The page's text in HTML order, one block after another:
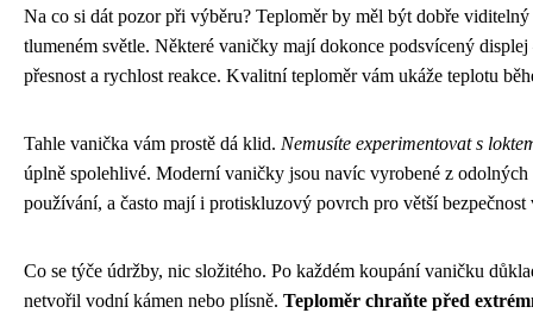
Na co si dát pozor při výběru? Teploměr by měl být dobře
tlumeném světle. Některé vaničky mají dokonce podsvícený
přesnost a rychlost reakce. Kvalitní teploměr vám ukáže teplotu
Tahle vanička vám prostě dá klid. Nemusíte experimentovat s
úplně spolehlivé. Moderní vaničky jsou navíc vyrobené z
používání, a často mají i protiskluzový povrch pro větší bezpečnost
Co se týče údržby, nic složitého. Po každém koupání vaničku
netvořil vodní kámen nebo plísně. Teploměr chraňte před